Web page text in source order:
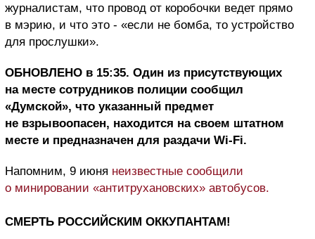
журналистам, что провод от коробочки ведет прямо
в мэрию, и что это - «если не бомба, то устройство
для прослушки».
ОБНОВЛЕНО в 15:35. Один из присутствующих
на месте сотрудников полиции сообщил
«Думской», что указанный предмет
не взрывоопасен, находится на своем штатном
месте и предназначен для раздачи Wi-Fi.
Напомним, 9 июня неизвестные сообщили
о минировании «антитрухановских» автобусов.
СМЕРТЬ РОССИЙСКИМ ОККУПАНТАМ!